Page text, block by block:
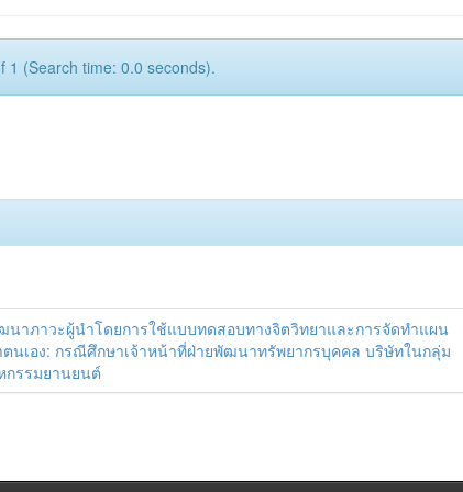
1 (Search time: 0.0 seconds).
นาภาวะผู้นำโดยการใช้แบบทดสอบทางจิตวิทยาและการจัดทำแผน
นเอง: กรณีศึกษาเจ้าหน้าที่ฝ่ายพัฒนาทรัพยากรบุคคล บริษัทในกลุ่ม
กรรมยานยนต์